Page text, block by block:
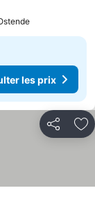
les prix
les prix
Partager
prix